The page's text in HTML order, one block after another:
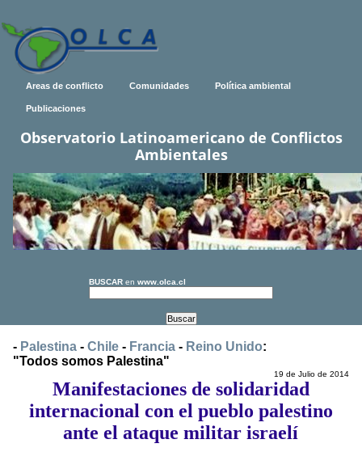
Areas de conflicto Comunidades Política ambiental
Publicaciones
Observatorio Latinoamericano de Conflictos
Ambientales
BUSCAR en www.olca.cl
- Palestina - Chile - Francia - Reino Unido:
"Todos somos Palestina"
19 de Julio de 2014
Manifestaciones de solidaridad
internacional con el pueblo palestino
ante el ataque militar israelí